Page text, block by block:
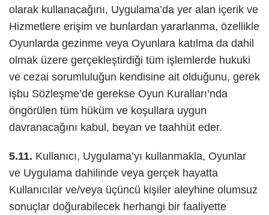
olarak kullanacağını, Uygulama’da yer alan içerik ve
Hizmetlere erişim ve bunlardan yararlanma, özellikle
Oyunlarda gezinme veya Oyunlara katılma da dahil
olmak üzere gerçekleştirdiği tüm işlemlerde hukuki
ve cezai sorumluluğun kendisine ait olduğunu, gerek
işbu Sözleşme’de gerekse Oyun Kuralları’nda
öngörülen tüm hüküm ve koşullara uygun
davranacağını kabul, beyan ve taahhüt eder.
5.11. Kullanıcı, Uygulama’yı kullanmakla, Oyunlar
ve Uygulama dahilinde veya gerçek hayatta
Kullanıcılar ve/veya üçüncü kişiler aleyhine olumsuz
sonuçlar doğurabilecek herhangi bir faaliyette